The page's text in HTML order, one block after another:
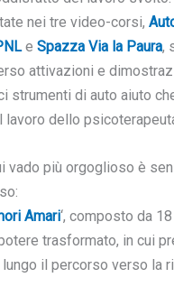
nei tre video-corsi,
e Spazza Via la Paura,
attivazioni e
strumenti di auto aiuto
lavoro dello
vado più orgoglioso è
Amari‘, composto da
trasformato, in cui
il percorso verso la